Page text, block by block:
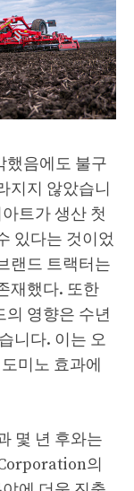
했음에도 불구
지지 않았습니
트가 생산 첫
있다는 것이었
랜드 트랙터는
재했다. 또한
의 영향은 수년
니다. 이는 오
미노 효과에
몇 년 후와는
의